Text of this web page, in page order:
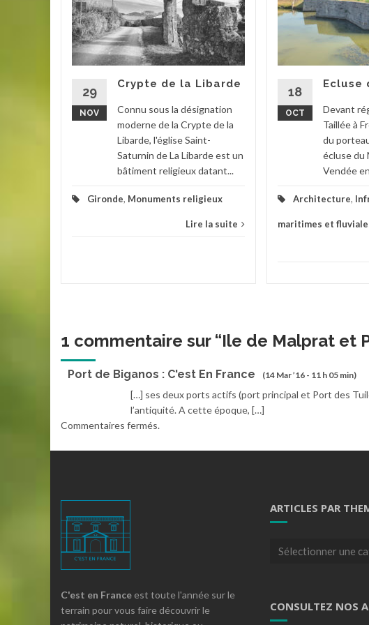
29
NOV
Crypte de la Libarde
Connu sous la désignation
moderne de la Crypte de la
Libarde, l'église Saint-
Saturnin de La Libarde est un
bâtiment religieux datant...
Gironde, Monuments religieux
Lire la suite
18
OCT
Ecluse
Devant
Taillée à
du
écluse du
Vendée
Architecture,
maritimes et
1 commentaire sur “Ile de Malprat et
Port de Biganos : C'est En France (14 Mar ’16 - 11 h 05 min)
[…] ses deux ports actifs (port principal et Port des
l’antiquité. A cette époque, […]
Commentaires fermés.
C'est en France est toute l'année sur le
terrain pour vous faire découvrir le
ARTICLES PAR
Articles
CONSULTEZ NOS